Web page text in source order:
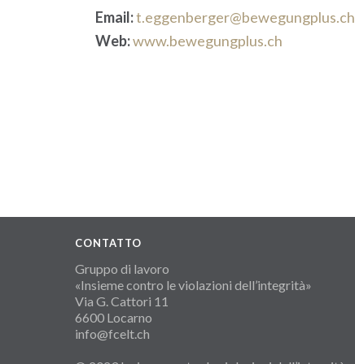
Email:t.eggenberger@bewegungplus.ch
Web:www.bewegungplus.ch
CONTATTO
Gruppo di lavoro
«Insieme contro le violazioni dell’integrità»
Via G. Cattori 11
6600 Locarno
info@fcelt.ch